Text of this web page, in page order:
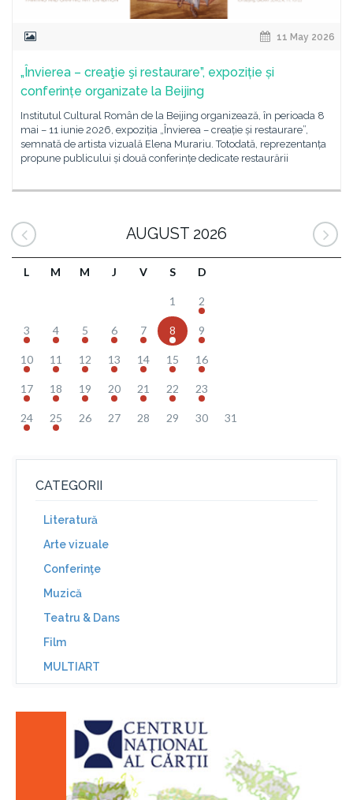
11 May 2026
„Învierea – creaţie şi restaurare”, expoziție și
conferințe organizate la Beijing
Institutul Cultural Român de la Beijing organizează, în perioada 8
mai – 11 iunie 2026, expoziția „Învierea – creație și restaurare”,
semnată de artista vizuală Elena Murariu. Totodată, reprezentanța
propune publicului și două conferințe dedicate restaurării
AUGUST 2026
L M M J V S D
1 2
3 4 5 6 7 8 9
10 11 12 13 14 15 16
17 18 19 20 21 22 23
24 25 26 27 28 29 30 31
CATEGORII
Literatură
Arte vizuale
Conferinţe
Muzică
Teatru & Dans
Film
MULTIART